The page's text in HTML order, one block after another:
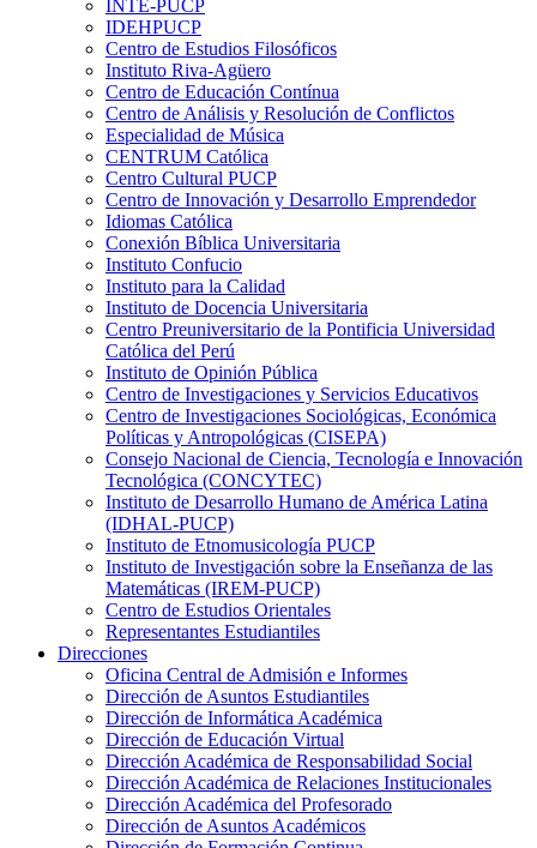
INTE-PUCP
IDEHPUCP
Centro de Estudios Filosóficos
Instituto Riva-Agüero
Centro de Educación Contínua
Centro de Análisis y Resolución de Conflictos
Especialidad de Música
CENTRUM Católica
Centro Cultural PUCP
Centro de Innovación y Desarrollo Emprendedor
Idiomas Católica
Conexión Bíblica Universitaria
Instituto Confucio
Instituto para la Calidad
Instituto de Docencia Universitaria
Centro Preuniversitario de la Pontificia Universidad
Católica del Perú
Instituto de Opinión Pública
Centro de Investigaciones y Servicios Educativos
Centro de Investigaciones Sociológicas, Económica
Políticas y Antropológicas (CISEPA)
Consejo Nacional de Ciencia, Tecnología e Innovación
Tecnológica (CONCYTEC)
Instituto de Desarrollo Humano de América Latina
(IDHAL-PUCP)
Instituto de Etnomusicología PUCP
Instituto de Investigación sobre la Enseñanza de las
Matemáticas (IREM-PUCP)
Centro de Estudios Orientales
Representantes Estudiantiles
Direcciones
Oficina Central de Admisión e Informes
Dirección de Asuntos Estudiantiles
Dirección de Informática Académica
Dirección de Educación Virtual
Dirección Académica de Responsabilidad Social
Dirección Académica de Relaciones Institucionales
Dirección Académica del Profesorado
Dirección de Asuntos Académicos